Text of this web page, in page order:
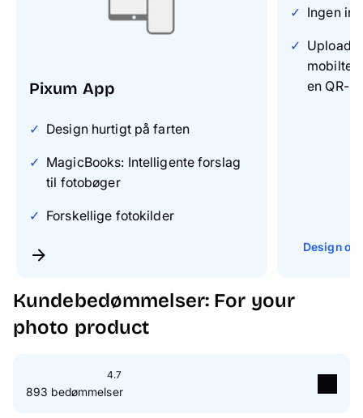
Pixum App
Design hurtigt på farten
MagicBooks: Intelligente forslag
til fotobøger
Forskellige fotokilder
Ingen
Upload
en QR-
Design
Kundebedømmelser: For your
photo product
4.7
893 bedømmelser